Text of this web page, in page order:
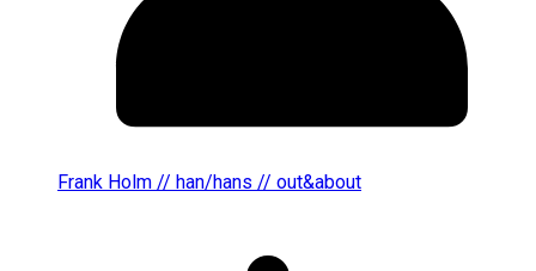
Frank Holm // han/hans // out&about